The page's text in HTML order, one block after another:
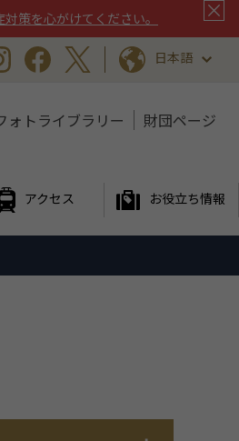
策を心がけてください。
日本語
ォトライブラリー 財団ページ
アクセス お役立ち情報